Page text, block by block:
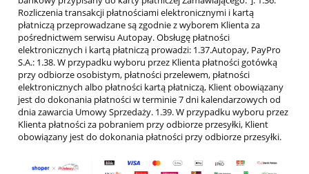
Rozliczenia transakcji płatnościami elektronicznymi i kartą
płatniczą przeprowadzane są zgodnie z wyborem Klienta za
pośrednictwem serwisu Autopay. Obsługę płatności
elektronicznych i kartą płatniczą prowadzi: 1.37.Autopay, PayPro
S.A.: 1.38. W przypadku wyboru przez Klienta płatności gotówką
przy odbiorze osobistym, płatności przelewem, płatności
elektronicznych albo płatności kartą płatniczą, Klient obowiązany
jest do dokonania płatności w terminie 7 dni kalendarzowych od
dnia zawarcia Umowy Sprzedaży. 1.39. W przypadku wyboru przez
Klienta płatności za pobraniem przy odbiorze przesyłki, Klient
obowiązany jest do dokonania płatności przy odbiorze przesyłki.